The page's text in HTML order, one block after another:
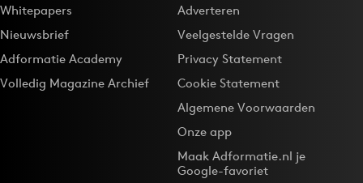
Whitepapers
Nieuwsbrief
Adformatie Academy
Volledig Magazine Archief
Adverteren
Veelgestelde Vragen
Privacy Statement
Cookie Statement
Algemene Voorwaarden
Onze app
Maak Adformatie.nl je
Google-favoriet